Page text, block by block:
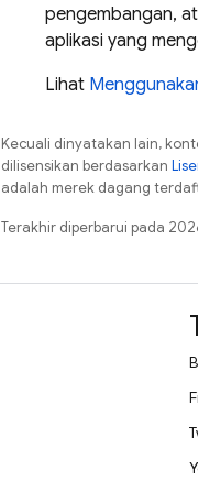
pengembangan,
aplikasi yang
Lihat
Kecuali dinyatakan lain,
dilisensikan berdasarkan
adalah merek dagang
Terakhir diperbarui pada